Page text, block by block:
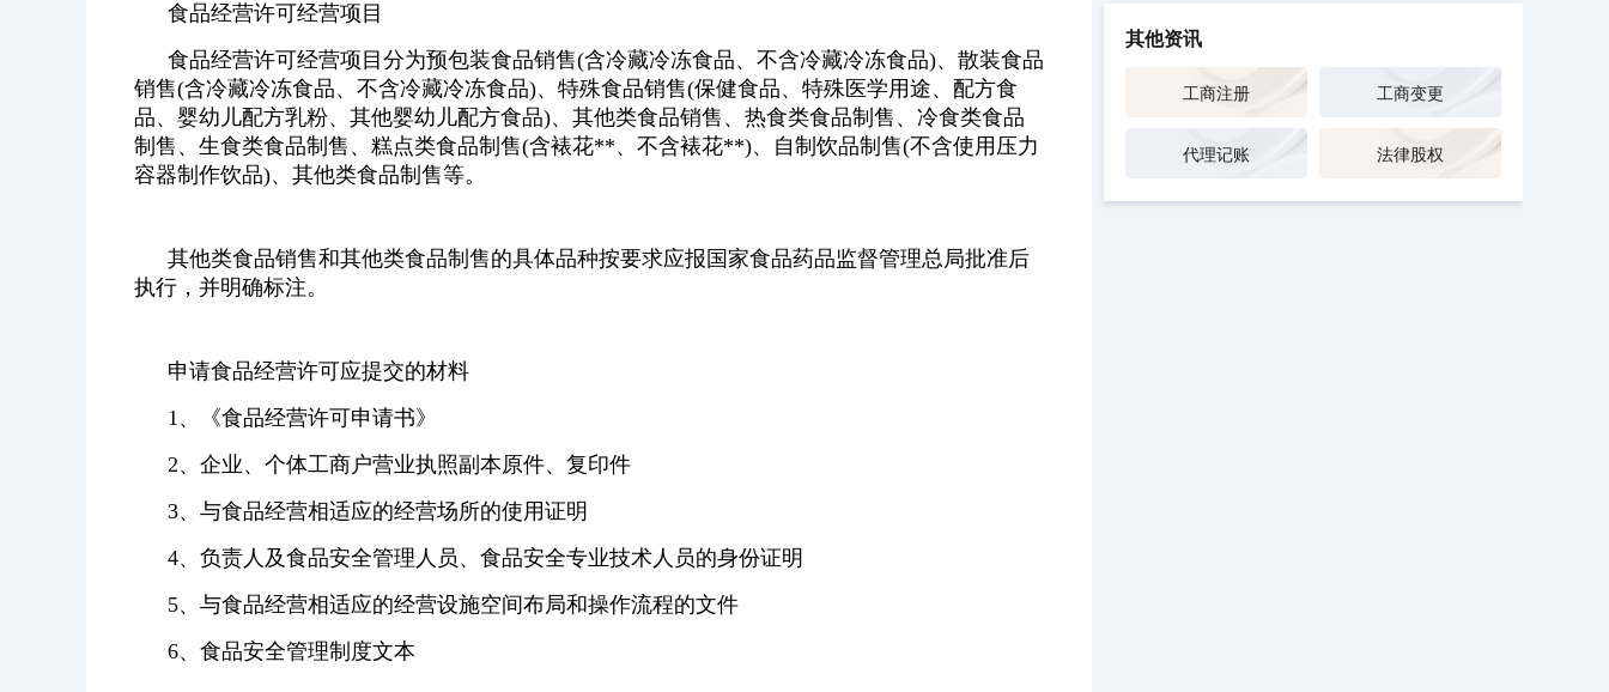
食品经营许可经营项目
食品经营许可经营项目分为预包装食品销售(含冷藏冷冻食品、不含冷藏冷冻食品)、散装食品
销售(含冷藏冷冻食品、不含冷藏冷冻食品)、特殊食品销售(保健食品、特殊医学用途、配方食
品、婴幼儿配方乳粉、其他婴幼儿配方食品)、其他类食品销售、热食类食品制售、冷食类食品
制售、生食类食品制售、糕点类食品制售(含裱花**、不含裱花**)、自制饮品制售(不含使用压力
容器制作饮品)、其他类食品制售等。
其他类食品销售和其他类食品制售的具体品种按要求应报国家食品药品监督管理总局批准后
执行，并明确标注。
申请食品经营许可应提交的材料
1、《食品经营许可申请书》
2、企业、个体工商户营业执照副本原件、复印件
3、与食品经营相适应的经营场所的使用证明
4、负责人及食品安全管理人员、食品安全专业技术人员的身份证明
5、与食品经营相适应的经营设施空间布局和操作流程的文件
6、食品安全管理制度文本
其他资讯
工商注册 工商变更
代理记账 法律股权